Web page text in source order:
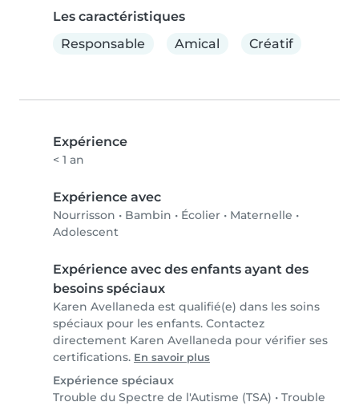
Les caractéristiques
Responsable
Amical Créatif
Expérience
< 1 an
Expérience avec
Nourrisson • Bambin • Écolier • Maternelle •
Adolescent
Expérience avec des enfants ayant des
besoins spéciaux
Karen Avellaneda est qualifié(e) dans les soins
spéciaux pour les enfants. Contactez
directement Karen Avellaneda pour vérifier ses
certifications. En savoir plus
Expérience spéciaux
Trouble du Spectre de l'Autisme (TSA) • Trouble